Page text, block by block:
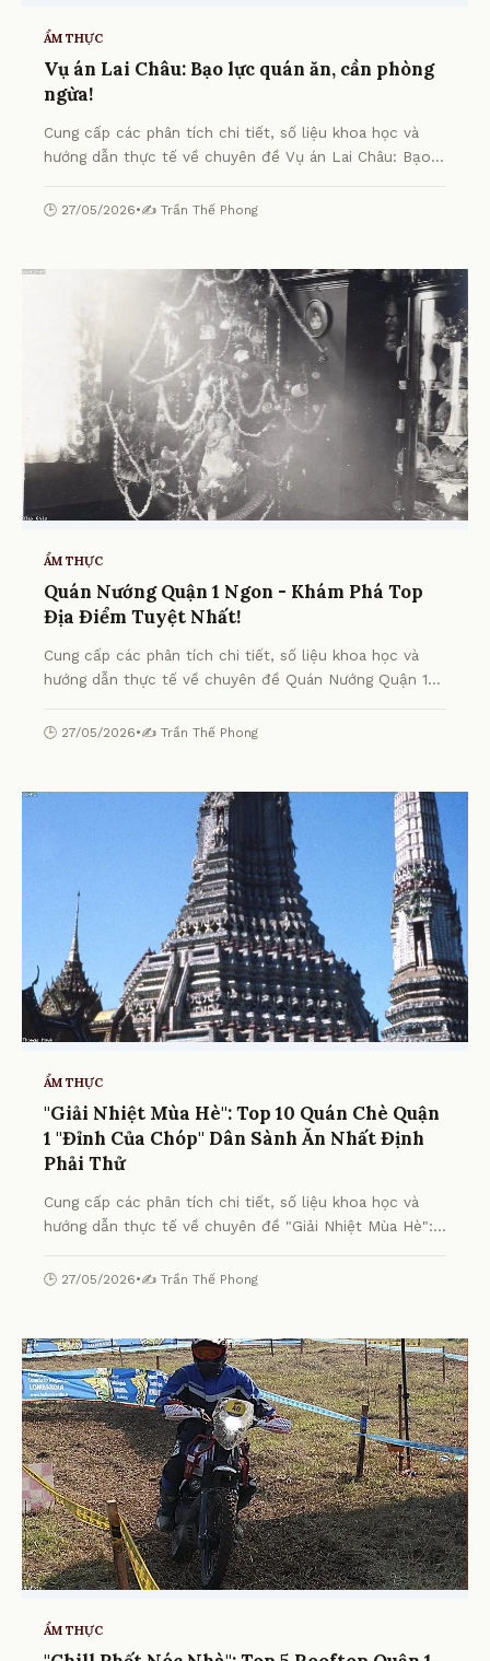
ẨM THỰC
Vụ án Lai Châu: Bạo lực quán ăn, cần phòng
ngừa!
Cung cấp các phân tích chi tiết, số liệu khoa học và
hướng dẫn thực tế về chuyên đề Vụ án Lai Châu: Bạo
🕒 27/05/2026•✍️ Trần Thế Phong
ẨM THỰC
Quán Nướng Quận 1 Ngon - Khám Phá Top
Địa Điểm Tuyệt Nhất!
Cung cấp các phân tích chi tiết, số liệu khoa học và
hướng dẫn thực tế về chuyên đề Quán Nướng Quận 1
gia.
🕒 27/05/2026•✍️ Trần Thế Phong
ẨM THỰC
"Giải Nhiệt Mùa Hè": Top 10 Quán Chè Quận
1 "Đỉnh Của Chóp" Dân Sành Ăn Nhất Định
Phải Thử
Cung cấp các phân tích chi tiết, số liệu khoa học và
hướng dẫn thực tế về chuyên đề "Giải Nhiệt Mùa Hè":
Nhất Định Phải Thử từ chuyên gia.
🕒 27/05/2026•✍️ Trần Thế Phong
ẨM THỰC